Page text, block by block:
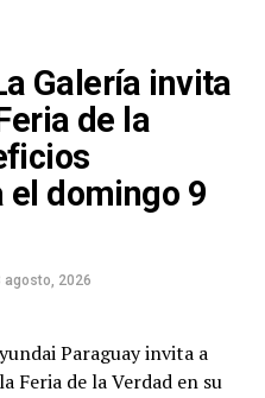
Galería invita
de la
el domingo 9
agosto, 2026
Paraguay invita a
Feria de la Verdad en su